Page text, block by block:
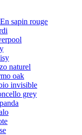
sapin rouge
naturel
oak
invisible
grey